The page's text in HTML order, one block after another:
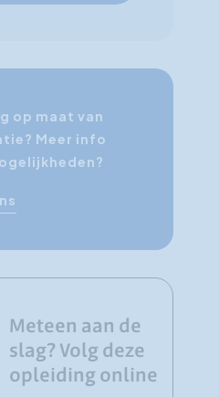
op maat van
Meer info
Meteen aan de
slag? Volg deze
opleiding online